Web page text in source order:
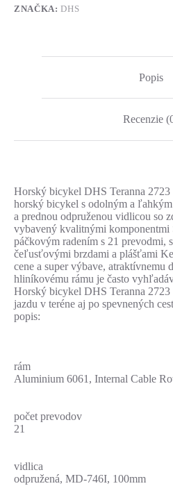
ZNAČKA:DHS
Popis
Recenzie
Horský bicykel DHS Teranna
horský bicykel s odolným a
a prednou odpruženou vidlicou so
vybavený kvalitnými komponentmi
páčkovým radením s 21 prevodmi,
čeľusťovými brzdami a plášťami
cene a super výbave, atraktívnemu
hliníkovému rámu je často
Horský bicykel DHS Teranna
jazdu v teréne aj po spevnených
popis:
rám
Aluminium 6061, Internal Cable
počet prevodov
21
vidlica
odpružená, MD-746I, 100mm